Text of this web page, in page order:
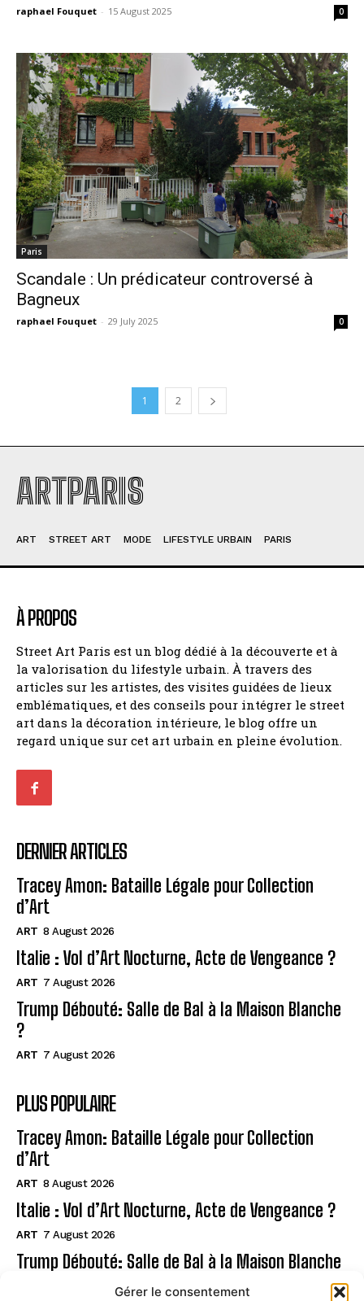
Gérer le consentement
raphael Fouquet - 15 August 2025 0
Paris
Scandale : Un prédicateur controversé à
Bagneux
raphael Fouquet - 29 July 2025 0
1 2
ARTPARIS
ART STREET ART MODE LIFESTYLE URBAIN PARIS
À PROPOS
Street Art Paris est un blog dédié à la découverte et à
la valorisation du lifestyle urbain. À travers des
articles sur les artistes, des visites guidées de lieux
emblématiques, et des conseils pour intégrer le street
art dans la décoration intérieure, le blog offre un
regard unique sur cet art urbain en pleine évolution.
DERNIER ARTICLES
Tracey Amon: Bataille Légale pour Collection
d’Art
ART 8 August 2026
Italie : Vol d’Art Nocturne, Acte de Vengeance ?
ART 7 August 2026
Trump Débouté: Salle de Bal à la Maison Blanche
?
ART 7 August 2026
PLUS POPULAIRE
Tracey Amon: Bataille Légale pour Collection
d’Art
ART 8 August 2026
Italie : Vol d’Art Nocturne, Acte de Vengeance ?
ART 7 August 2026
Trump Débouté: Salle de Bal à la Maison Blanche